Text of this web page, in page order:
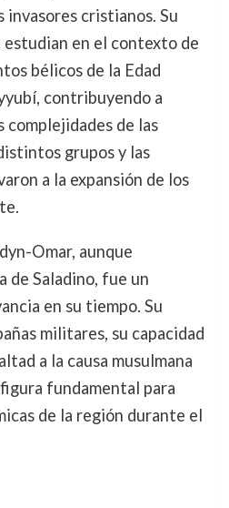
invasores cristianos. Su
estudian en el contexto de
bélicos de la Edad
contribuyendo a
complejidades de las
grupos y las
a la expansión de los
Omar, aunque
de Saladino, fue un
en su tiempo. Su
militares, su capacidad
a la causa musulmana
fundamental para
de la región durante el